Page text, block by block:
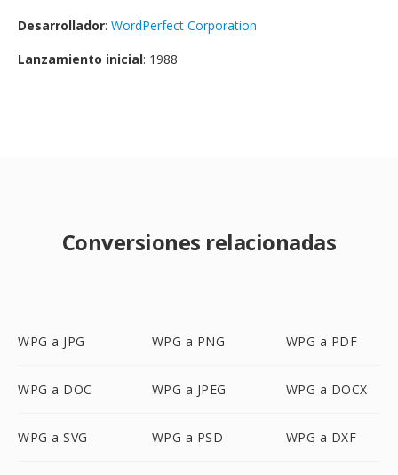
Desarrollador: WordPerfect Corporation
Lanzamiento inicial: 1988
Conversiones relacionadas
WPG a JPG WPG a PNG WPG a PDF
WPG a DOC WPG a JPEG WPG a DOCX
WPG a SVG WPG a PSD WPG a DXF